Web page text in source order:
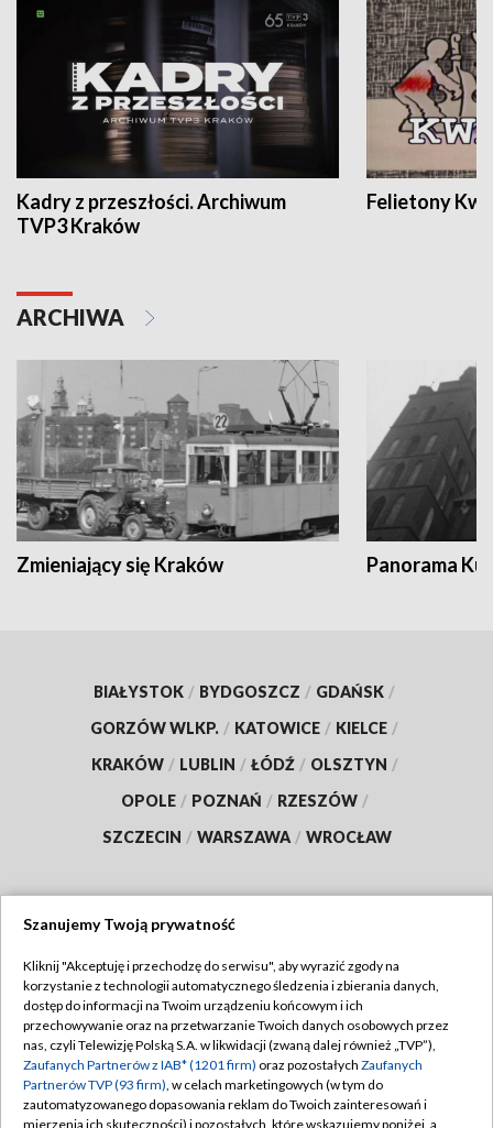
Kadry z przeszłości. Archiwum
TVP3 Kraków
Felietony
ARCHIWA
Zmieniający się Kraków Panorama
BIAŁYSTOK / BYDGOSZCZ / GDAŃSK /
GORZÓW WLKP. / KATOWICE / KIELCE /
KRAKÓW / LUBLIN / ŁÓDŹ / OLSZTYN /
OPOLE / POZNAŃ / RZESZÓW /
SZCZECIN / WARSZAWA / WROCŁAW
TVP
Abonament TVP
Emisja w TVP
Centrum informacji TVP
Regulamin TVP
Polityka prywatności
Moje zgody
Szanujemy Twoją prywatność
Kliknij "Akceptuję i przechodzę do serwisu", aby wyrazić zgody na
korzystanie z technologii automatycznego śledzenia i zbierania danych,
dostęp do informacji na Twoim urządzeniu końcowym i ich
przechowywanie oraz na przetwarzanie Twoich danych osobowych przez
nas, czyli Telewizję Polską S.A. w likwidacji (zwaną dalej również „TVP”),
Zaufanych Partnerów z IAB* (1201 firm) oraz pozostałych Zaufanych
Partnerów TVP (93 firm), w celach marketingowych (w tym do
zautomatyzowanego dopasowania reklam do Twoich zainteresowań i
mierzenia ich skuteczności) i pozostałych, które wskazujemy poniżej, a